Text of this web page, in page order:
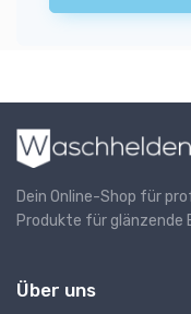
Dein Online-Shop für
Produkte für glänzende
Über uns